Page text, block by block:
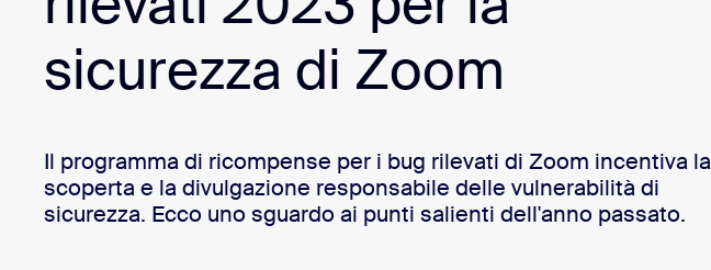
Download center+1.888.799.9666/+1.888.303.1012
sicurezza di Zoom
Il programma di ricompense per i bug rilevati di Zoom incentiva la
scoperta e la divulgazione responsabile delle vulnerabilità di
sicurezza. Ecco uno sguardo ai punti salienti dell'anno passato.